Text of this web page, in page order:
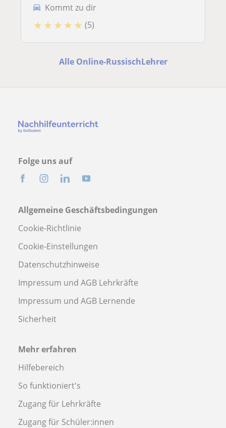
Kommt zu dir
★ ★ ★ ★ ★ (5)
Alle Online-RussischLehrer
Folge uns auf
Allgemeine Geschäftsbedingungen
Cookie-Richtlinie
Cookie-Einstellungen
Datenschutzhinweise
Impressum und AGB Lehrkräfte
Impressum und AGB Lernende
Sicherheit
Mehr erfahren
Hilfebereich
So funktioniert's
Zugang für Lehrkräfte
Zugang für Schüler:innen